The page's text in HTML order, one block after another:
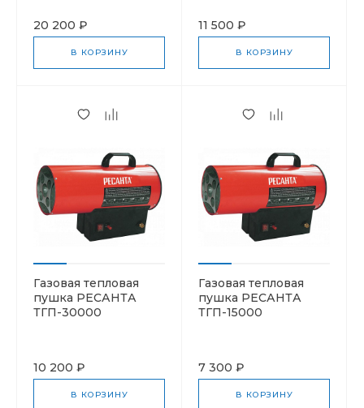
20 200 ₽
В КОРЗИНУ
11 500 ₽
В КОРЗИНУ
Газовая тепловая
пушка РЕСАНТА
ТГП-30000
10 200 ₽
В КОРЗИНУ
Газовая тепловая
пушка РЕСАНТА
ТГП-15000
7 300 ₽
В КОРЗИНУ